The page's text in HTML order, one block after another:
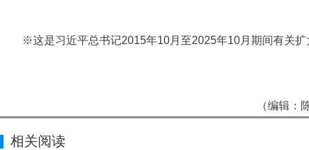
※这是习近平总书记2015年10月至2025年10月期间有关扩
（编辑：
相关阅读